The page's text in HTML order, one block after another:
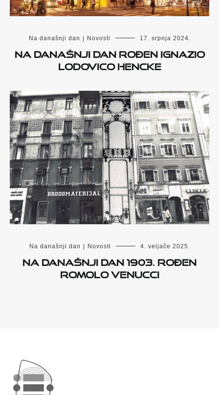
Na današnji dan Novosti 17. srpnja 2024.
Na današnji dan rođen Ignazio
Lodovico Hencke
Na današnji dan Novosti 4. veljače 2025.
Na današnji dan 1903. rođen
Romolo Venucci